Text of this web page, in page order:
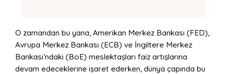
O zamandan bu yana, Amerikan Merkez Bankası (FED),
Avrupa Merkez Bankası (ECB) ve İngiltere Merkez
Bankası’ndaki (BoE) meslektaşları faiz artışlarına
devam edeceklerine işaret ederken, dünya çapında bu